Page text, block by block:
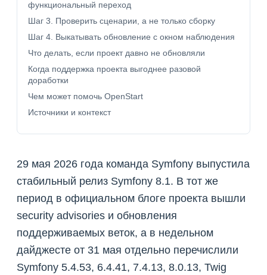
функциональный переход
Шаг 3. Проверить сценарии, а не только сборку
Шаг 4. Выкатывать обновление с окном наблюдения
Что делать, если проект давно не обновляли
Когда поддержка проекта выгоднее разовой
доработки
Чем может помочь OpenStart
Источники и контекст
29 мая 2026 года команда Symfony выпустила
стабильный релиз Symfony 8.1. В тот же
период в официальном блоге проекта вышли
security advisories и обновления
поддерживаемых веток, а в недельном
дайджесте от 31 мая отдельно перечислили
Symfony 5.4.53, 6.4.41, 7.4.13, 8.0.13, Twig